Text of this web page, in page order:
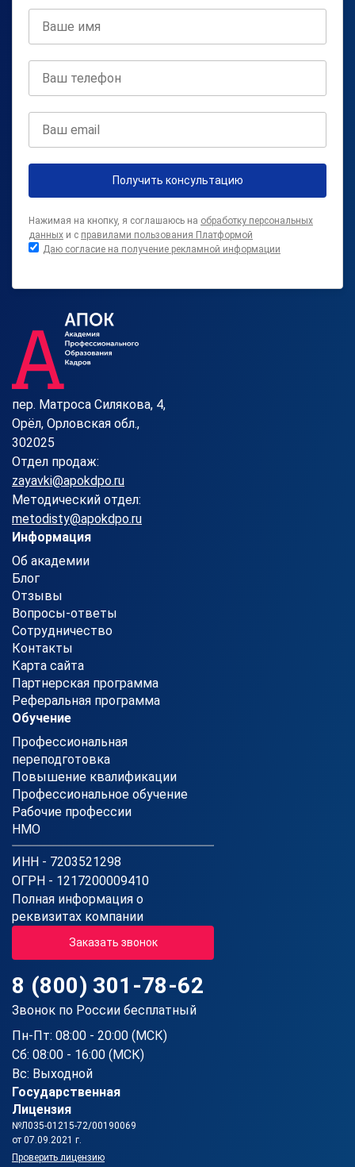
Получить консультацию
Нажимая на кнопку, я соглашаюсь на обработку персональных
данных и с правилами пользования Платформой
Даю согласие на получение рекламной информации
пер. Матроса Силякова, 4,
Орёл, Орловская обл.,
302025
Отдел продаж:
zayavki@apokdpo.ru
Методический отдел:
metodisty@apokdpo.ru
Информация
Об академии
Блог
Отзывы
Вопросы-ответы
Сотрудничество
Контакты
Карта сайта
Партнерская программа
Реферальная программа
Обучение
Профессиональная
переподготовка
Повышение квалификации
Профессиональное обучение
Рабочие профессии
НМО
ИНН - 7203521298
ОГРН - 1217200009410
Полная информация о
реквизитах компании
Заказать звонок
8 (800) 301-78-62
Звонок по России бесплатный
Пн-Пт: 08:00 - 20:00 (МСК)
Сб: 08:00 - 16:00 (МСК)
Вс: Выходной
Государственная
Лицензия
№Л035-01215-72/00190069
от 07.09.2021 г.
Проверить лицензию